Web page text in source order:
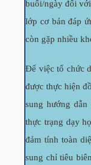
buổi/ngày đối
lớp cơ bản đáp
còn gặp nhiều
Để việc tổ chức
được thực hiện
sung hướng
thực trạng dạy
đảm tính toàn
sung chỉ tiêu